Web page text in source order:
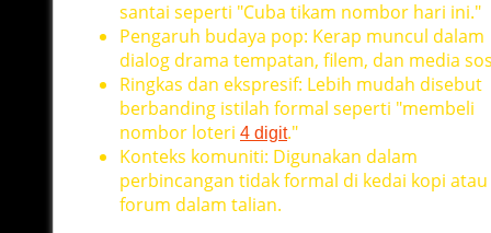
santai seperti "Cuba tikam nombor hari ini."
Pengaruh budaya pop: Kerap muncul dalam
dialog drama tempatan, filem, dan media
Ringkas dan ekspresif: Lebih mudah disebut
berbanding istilah formal seperti "membeli
nombor loteri 4 digit."
Konteks komuniti: Digunakan dalam
perbincangan tidak formal di kedai kopi atau
forum dalam talian.